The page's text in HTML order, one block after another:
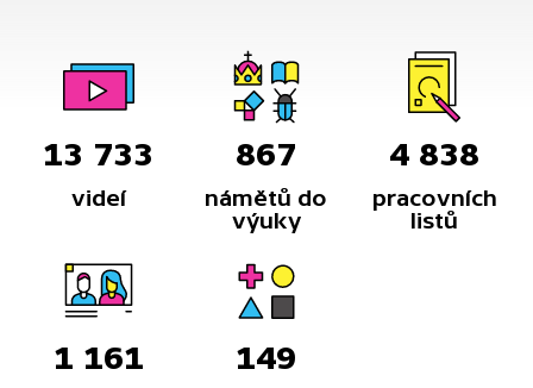
13 733
videí
867
námětů do
výuky
4 838
pracovních
listů
1 161 149